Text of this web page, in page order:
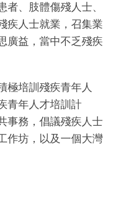
、肢體傷殘人士、
疾人士就業，召集業
廣益，當中不乏殘疾
極培訓殘疾青年人
青年人才培訓計
事務，倡議殘疾人士
作坊，以及一個大灣